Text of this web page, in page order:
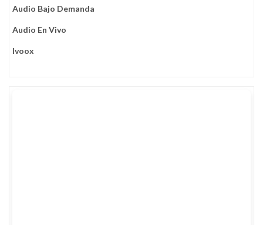
Audio Bajo Demanda
Audio En Vivo
Ivoox